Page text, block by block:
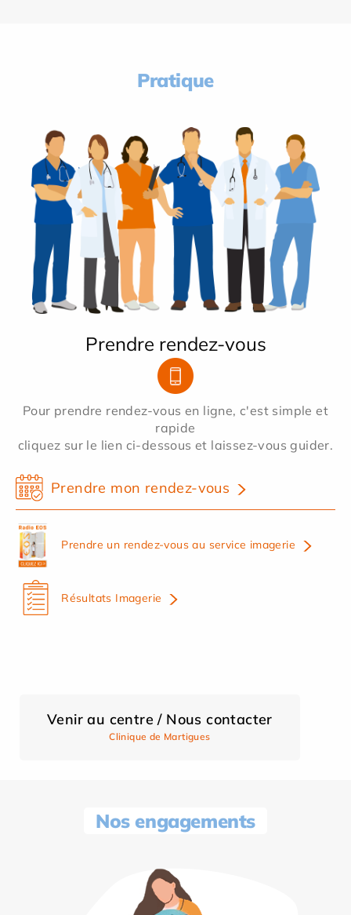
Pratique
Prendre rendez-vous
Pour prendre rendez-vous en ligne, c'est simple et
rapide
cliquez sur le lien ci-dessous et laissez-vous guider.
Prendre mon rendez-vous
Prendre un rendez-vous au service imagerie
Résultats Imagerie
Venir au centre / Nous contacter
Clinique de Martigues
Nos engagements